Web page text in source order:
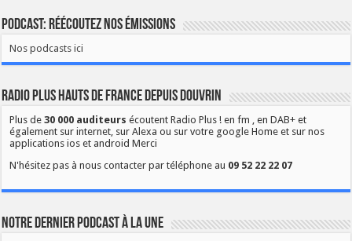
Podcast: Réécoutez nos émissions
Nos podcasts ici
Radio Plus Hauts de France depuis Douvrin
Plus de30 000 auditeurs écoutent Radio Plus ! en fm , en DAB+ et
également sur internet, sur Alexa ou sur votre google Home et sur nos
applications ios et android Merci
N'hésitez pas à nous contacter par téléphone au 09 52 22 22 07
Notre dernier podcast à la une